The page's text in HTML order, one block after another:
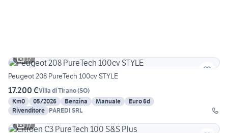
17
Peugeot 208 PureTech 100cv STYLE
17.200 €Villa di Tirano(SO)
Km0
05/2026 Benzina Manuale
Euro 6d
Rivenditore PAREDI SRL
17